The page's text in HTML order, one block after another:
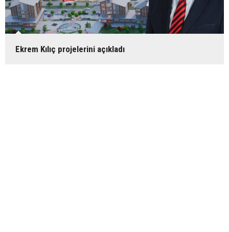
Ekrem Kılıç projelerini açıkladı